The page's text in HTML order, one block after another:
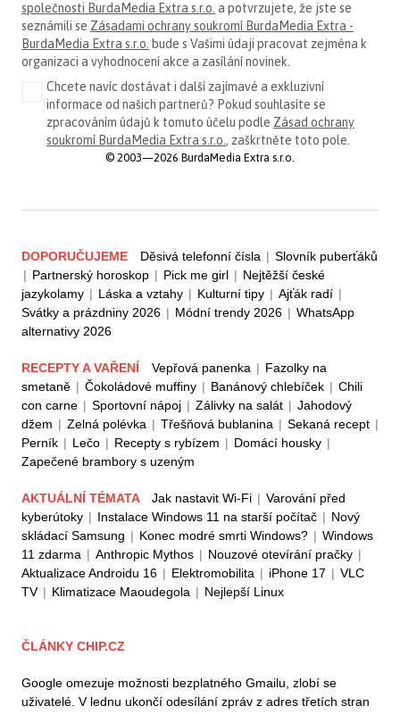
společnosti BurdaMedia Extra s.r.o. a potvrzujete, že jste se
seznámili se Zásadami ochrany soukromí BurdaMedia Extra -
BurdaMedia Extra s.r.o. bude s Vašimi údaji pracovat zejména k
organizaci a vyhodnocení akce a zasílání novinek.
Chcete navíc dostávat i další zajímavé a exkluzivní
informace od našich partnerů? Pokud souhlasíte se
zpracováním údajů k tomuto účelu podle Zásad ochrany
soukromí BurdaMedia Extra s.r.o., zaškrtněte toto pole.
© 2003—2026 BurdaMedia Extra s.r.o.
DOPORUČUJEME Děsivá telefonní čísla | Slovník puberťáků
| Partnerský horoskop | Pick me girl | Nejtěžší české
jazykolamy | Láska a vztahy | Kulturní tipy | Ajťák radí |
Svátky a prázdniny 2026 | Módní trendy 2026 | WhatsApp
alternativy 2026
RECEPTY A VAŘENÍ Vepřová panenka | Fazolky na
smetaně | Čokoládové muffiny | Banánový chlebíček | Chili
con carne | Sportovní nápoj | Zálivky na salát | Jahodový
džem | Zelná polévka | Třešňová bublanina | Sekaná recept |
Perník | Lečo | Recepty s rybízem | Domácí housky |
Zapečené brambory s uzeným
AKTUÁLNÍ TÉMATA Jak nastavit Wi-Fi | Varování před
kyberútoky | Instalace Windows 11 na starší počítač | Nový
skládací Samsung | Konec modré smrti Windows? | Windows
11 zdarma | Anthropic Mythos | Nouzové otevírání pračky |
Aktualizace Androidu 16 | Elektromobilita | iPhone 17 | VLC
TV | Klimatizace Maoudegola | Nejlepší Linux
ČLÁNKY CHIP.CZ
Google omezuje možnosti bezplatného Gmailu, zlobí se
uživatelé. V lednu ukončí odesílání zpráv z adres třetích stran